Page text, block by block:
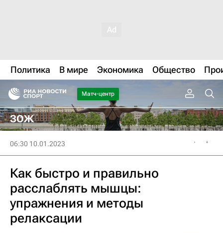
Политика В мире Экономика Общество
Матч-центр
ЗОЖ
06:30 10.01.2023
Как быстро и правильно
расслаблять мышцы:
упражнения и методы
релаксации